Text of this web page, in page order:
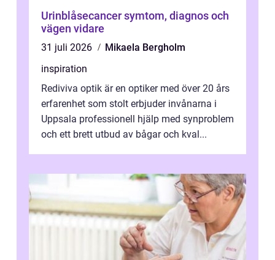
Urinblåsecancer symtom, diagnos och
vägen vidare
31 juli 2026
Mikaela Bergholm
inspiration
Rediviva optik är en optiker med över 20 års
erfarenhet som stolt erbjuder invånarna i
Uppsala professionell hjälp med synproblem
och ett brett utbud av bågar och kval...